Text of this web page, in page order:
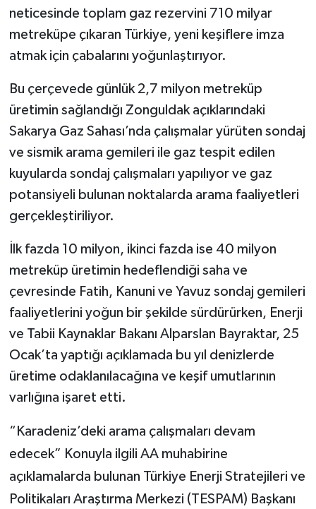
neticesinde toplam gaz rezervini 710 milyar
metreküpe çıkaran Türkiye, yeni keşiflere imza
atmak için çabalarını yoğunlaştırıyor.
Bu çerçevede günlük 2,7 milyon metreküp
üretimin sağlandığı Zonguldak açıklarındaki
Sakarya Gaz Sahası’nda çalışmalar yürüten sondaj
ve sismik arama gemileri ile gaz tespit edilen
kuyularda sondaj çalışmaları yapılıyor ve gaz
potansiyeli bulunan noktalarda arama faaliyetleri
gerçekleştiriliyor.
İlk fazda 10 milyon, ikinci fazda ise 40 milyon
metreküp üretimin hedeflendiği saha ve
çevresinde Fatih, Kanuni ve Yavuz sondaj gemileri
faaliyetlerini yoğun bir şekilde sürdürürken, Enerji
ve Tabii Kaynaklar Bakanı Alparslan Bayraktar, 25
Ocak’ta yaptığı açıklamada bu yıl denizlerde
üretime odaklanılacağına ve keşif umutlarının
varlığına işaret etti.
“Karadeniz’deki arama çalışmaları devam
edecek” Konuyla ilgili AA muhabirine
açıklamalarda bulunan Türkiye Enerji Stratejileri ve
Politikaları Araştırma Merkezi (TESPAM) Başkanı